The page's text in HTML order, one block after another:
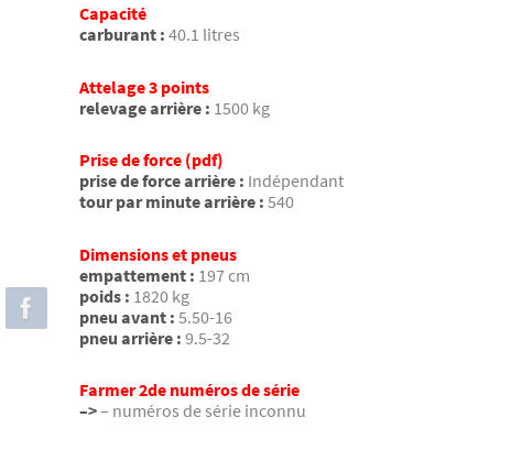
Capacité
carburant : 40.1 litres
Attelage 3 points
relevage arrière : 1500 kg
Prise de force (pdf)
prise de force arrière : Indépendant
tour par minute arrière : 540
Dimensions et pneus
empattement : 197 cm
poids : 1820 kg
pneu avant : 5.50-16
pneu arrière : 9.5-32
Farmer 2de numéros de série
–>– numéros de série inconnu